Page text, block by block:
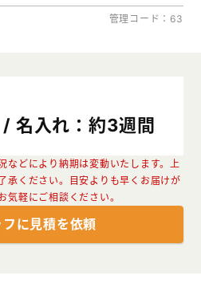
管理コード：63
名入れ：約3週間
などにより納期は変動いたします。上
承ください。目安よりも早くお届けが
気軽にご相談ください。
フに見積を依頼